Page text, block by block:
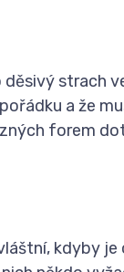
strach
a že
forem
kdyby je